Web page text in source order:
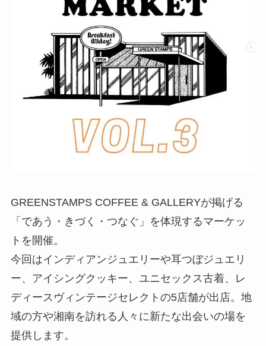
GREENSTAMPS COFFEE & GALLERYが掲げる
「であう・きづく・つなぐ」を体現するマーケッ
トを開催。
今回はインディアンジュエリーや耳つぼジュエリ
ー、アイシングクッキー、ユニセックス古着、レ
ディースヴィンテージセレクトの5店舗が出店。地
域の方や湘南を訪れる人々に新たな出会いの場を
提供します。